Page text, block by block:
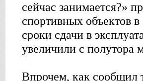
сейчас занимается?»
спортивных объектов
сроки сдачи в
увеличили с полутора
Впрочем, как сообщил